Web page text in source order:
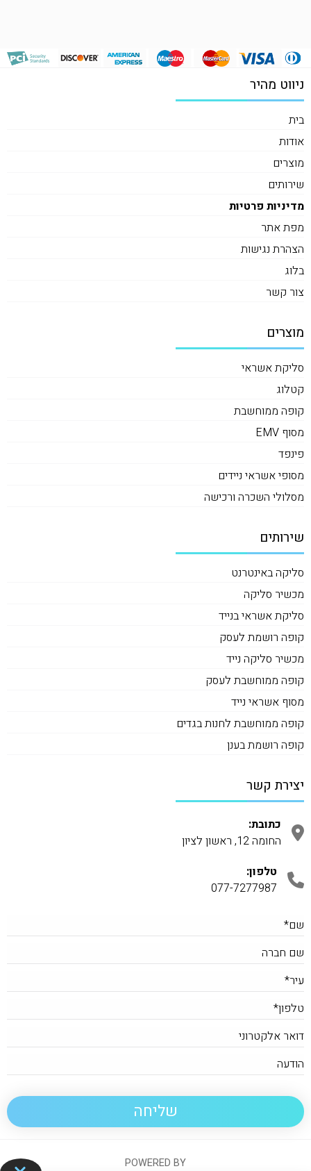
ניווט מהיר
בית
אודות
מוצרים
שירותים
מדיניות פרטיות
מפת אתר
הצהרת נגישות
בלוג
צור קשר
מוצרים
סליקת אשראי
קטלוג
קופה ממוחשבת
מסוף EMV
פינפד
מסופי אשראי ניידים
מסלולי השכרה ורכישה
שירותים
סליקה באינטרנט
מכשיר סליקה
סליקת אשראי בנייד
קופה רושמת לעסק
מכשיר סליקה נייד
קופה ממוחשבת לעסק
מסוף אשראי נייד
קופה ממוחשבת לחנות בגדים
קופה רושמת בענן
יצירת קשר
כתובת:
החומה 12, ראשון לציון
טלפון:
077-7277987
POWERED BY